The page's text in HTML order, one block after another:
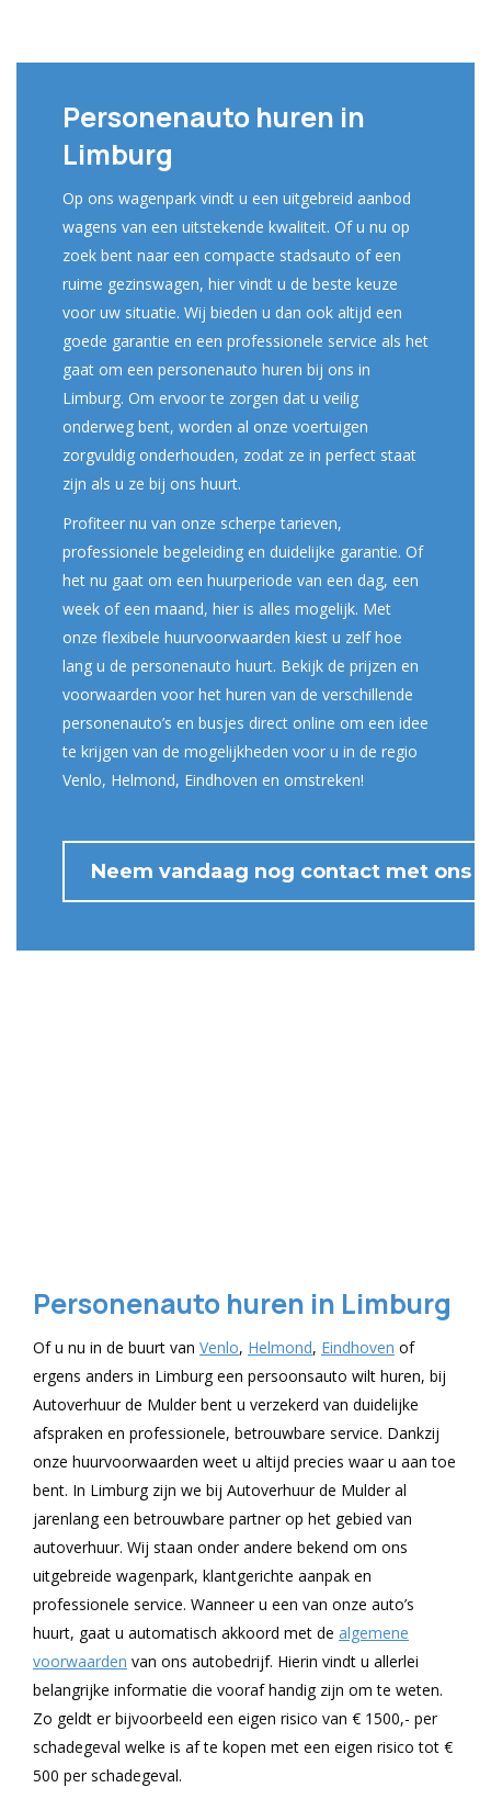
Personenauto huren in
Limburg
Op ons wagenpark vindt u een uitgebreid aanbod
wagens van een uitstekende kwaliteit. Of u nu op
zoek bent naar een compacte stadsauto of een
ruime gezinswagen, hier vindt u de beste keuze
voor uw situatie. Wij bieden u dan ook altijd een
goede garantie en een professionele service als het
gaat om een personenauto huren bij ons in
Limburg. Om ervoor te zorgen dat u veilig
onderweg bent, worden al onze voertuigen
zorgvuldig onderhouden, zodat ze in perfect staat
zijn als u ze bij ons huurt.
Profiteer nu van onze scherpe tarieven,
professionele begeleiding en duidelijke garantie. Of
het nu gaat om een huurperiode van een dag, een
week of een maand, hier is alles mogelijk. Met
onze flexibele huurvoorwaarden kiest u zelf hoe
lang u de personenauto huurt. Bekijk de prijzen en
voorwaarden voor het huren van de verschillende
personenauto’s en busjes direct online om een idee
te krijgen van de mogelijkheden voor u in de regio
Venlo, Helmond, Eindhoven en omstreken!
Neem vandaag nog contact met ons
Personenauto huren in Limburg
Of u nu in de buurt van Venlo, Helmond, Eindhoven of
ergens anders in Limburg een persoonsauto wilt huren, bij
Autoverhuur de Mulder bent u verzekerd van duidelijke
afspraken en professionele, betrouwbare service. Dankzij
onze huurvoorwaarden weet u altijd precies waar u aan toe
bent. In Limburg zijn we bij Autoverhuur de Mulder al
jarenlang een betrouwbare partner op het gebied van
autoverhuur. Wij staan onder andere bekend om ons
uitgebreide wagenpark, klantgerichte aanpak en
professionele service. Wanneer u een van onze auto’s
huurt, gaat u automatisch akkoord met de algemene
voorwaarden van ons autobedrijf. Hierin vindt u allerlei
belangrijke informatie die vooraf handig zijn om te weten.
Zo geldt er bijvoorbeeld een eigen risico van € 1500,- per
schadegeval welke is af te kopen met een eigen risico tot €
500 per schadegeval.